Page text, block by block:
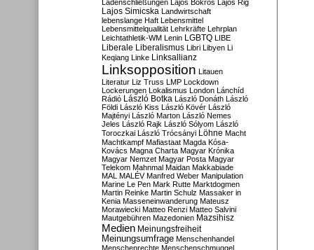
Ladenschließungen Lajos Bokros Lajos Rig
Lajos Simicska Landwirtschaft
lebenslange Haft Lebensmittel
Lebensmittelqualität Lehrkräfte Lehrplan
Leichtathletik-WM Lenin LGBTQ LIBE
Liberale Liberalismus Libri Libyen Li
Keqiang Linke Linksallianz
Linksopposition Litauen
Literatur Liz Truss LMP Lockdown
Lockerungen Lokalismus London Lánchíd
Rádió
László Botka László Donáth László
Földi László Kiss László Kövér László
Majtényi László Marton László Nemes
Jeles László Rajk László Sólyom László
Toroczkai László Trócsányi Löhne Macht
Machtkampf Mafiastaat Magda Kósa-
Kovács Magna Charta Magyar Krónika
Magyar Nemzet Magyar Posta Magyar
Telekom Mahnmal Maidan Makkabiade
MAL MALÉV Manfred Weber Manipulation
Marine Le Pen Mark Rutte Marktdogmen
Martin Reinke Martin Schulz Massaker in
Kenia Masseneinwanderung Mateusz
Morawiecki Matteo Renzi Matteo Salvini
Mautgebühren Mazedonien Mazsihisz
Medien Meinungsfreiheit
Meinungsumfrage Menschenhandel
Menschenrechte Menschenschmuggel